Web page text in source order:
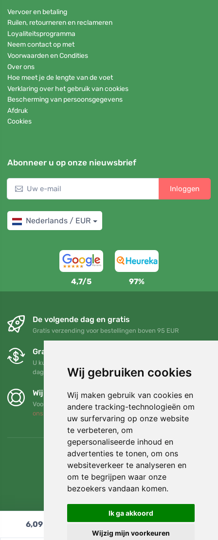
Wij gebruiken cookies
Wij maken gebruik van cookies en
andere tracking-technologieën om
uw surfervaring op onze website
te verbeteren, om
gepersonaliseerde inhoud en
advertenties te tonen, om ons
websiteverkeer te analyseren en
om te begrijpen waar onze
bezoekers vandaan komen.
Ik ga akkoord
Wijzig mijn voorkeuren
Vervoer en betaling
Ruilen, retourneren en reclameren
Loyaliteitsprogramma
Neem contact op met
Voorwaarden en Condities
Over ons
Hoe meet je de lengte van de voet
Verklaring over het gebruik van cookies
Bescherming van persoonsgegevens
Afdruk
Cookies
Abonneer u op onze nieuwsbrief
Inloggen
Nederlands / EUR
4,7/5 97%
De volgende dag en gratis
Gratis verzending voor bestellingen boven 95 EUR
Gratis ruilen en retourneren
U kunt uw bestelling op elk gewenst moment binnen 90
dagen retourneren of ruilen
Wij steunen Trees.org
Voor elke bestelling planten we een boom! Lees meer Over
ons
6,09 In winkelwagen